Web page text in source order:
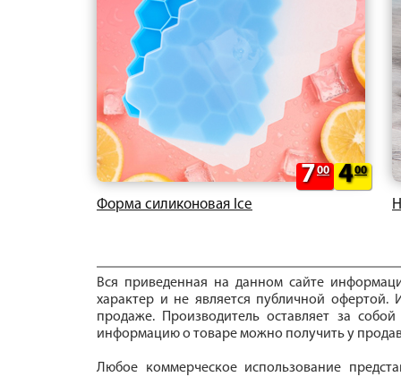
Форма силиконовая Ice
700 400
Вся приведенная на данном сайте
характер и не является публичной офертой.
продаже. Производитель оставляет за
информацию о товаре можно получить у
Любое коммерческое использование